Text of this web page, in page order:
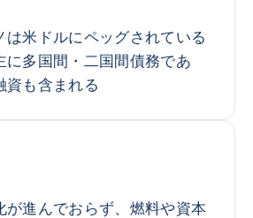
は米ドルにペッグされている
に多国間・二国間債務であ
資も含まれる
が進んでおらず、燃料や資本